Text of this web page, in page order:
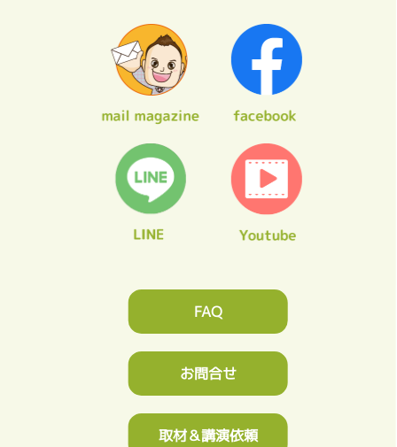
FAQ
お問合せ
取材＆講演依頼